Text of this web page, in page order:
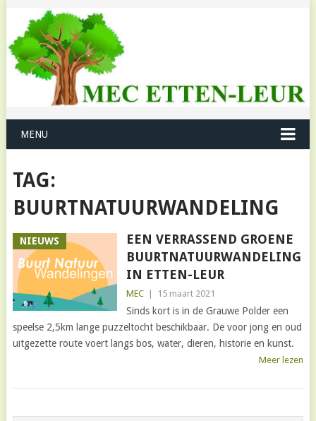
MENU
TAG:
BUURTNATUURWANDELING
NIEUWS
EEN VERRASSEND GROENE
BUURTNATUURWANDELING
IN ETTEN-LEUR
MEC 15 maart 2021
Sinds kort is in de Grauwe Polder een
speelse 2,5km lange puzzeltocht beschikbaar. De voor jong en oud
uitgezette route voert langs bos, water, dieren, historie en kunst.
Meer lezen
BERICHTNAVIGATIE